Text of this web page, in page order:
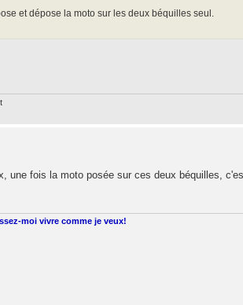
et dépose la moto sur les deux béquilles seul.
une fois la moto posée sur ces deux béquilles,
moi vivre comme je veux!